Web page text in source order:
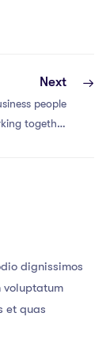
Next
people
together
dignissimos
voluptatum
et quas